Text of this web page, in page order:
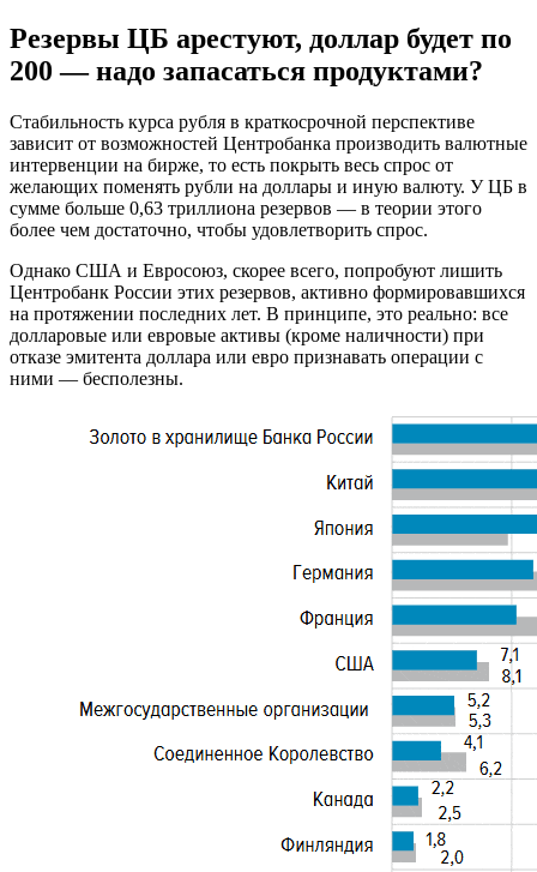
Резервы ЦБ арестуют, доллар будет по
200 — надо запасаться продуктами?
Стабильность курса рубля в краткосрочной перспективе
зависит от возможностей Центробанка производить валютные
интервенции на бирже, то есть покрыть весь спрос от
желающих поменять рубли на доллары и иную валюту. У ЦБ в
сумме больше 0,63 триллиона резервов — в теории этого
более чем достаточно, чтобы удовлетворить спрос.
Однако США и Евросоюз, скорее всего, попробуют лишить
Центробанк России этих резервов, активно формировавшихся
на протяжении последних лет. В принципе, это реально: все
долларовые или евровые активы (кроме наличности) при
отказе эмитента доллара или евро признавать операции с
ними — бесполезны.